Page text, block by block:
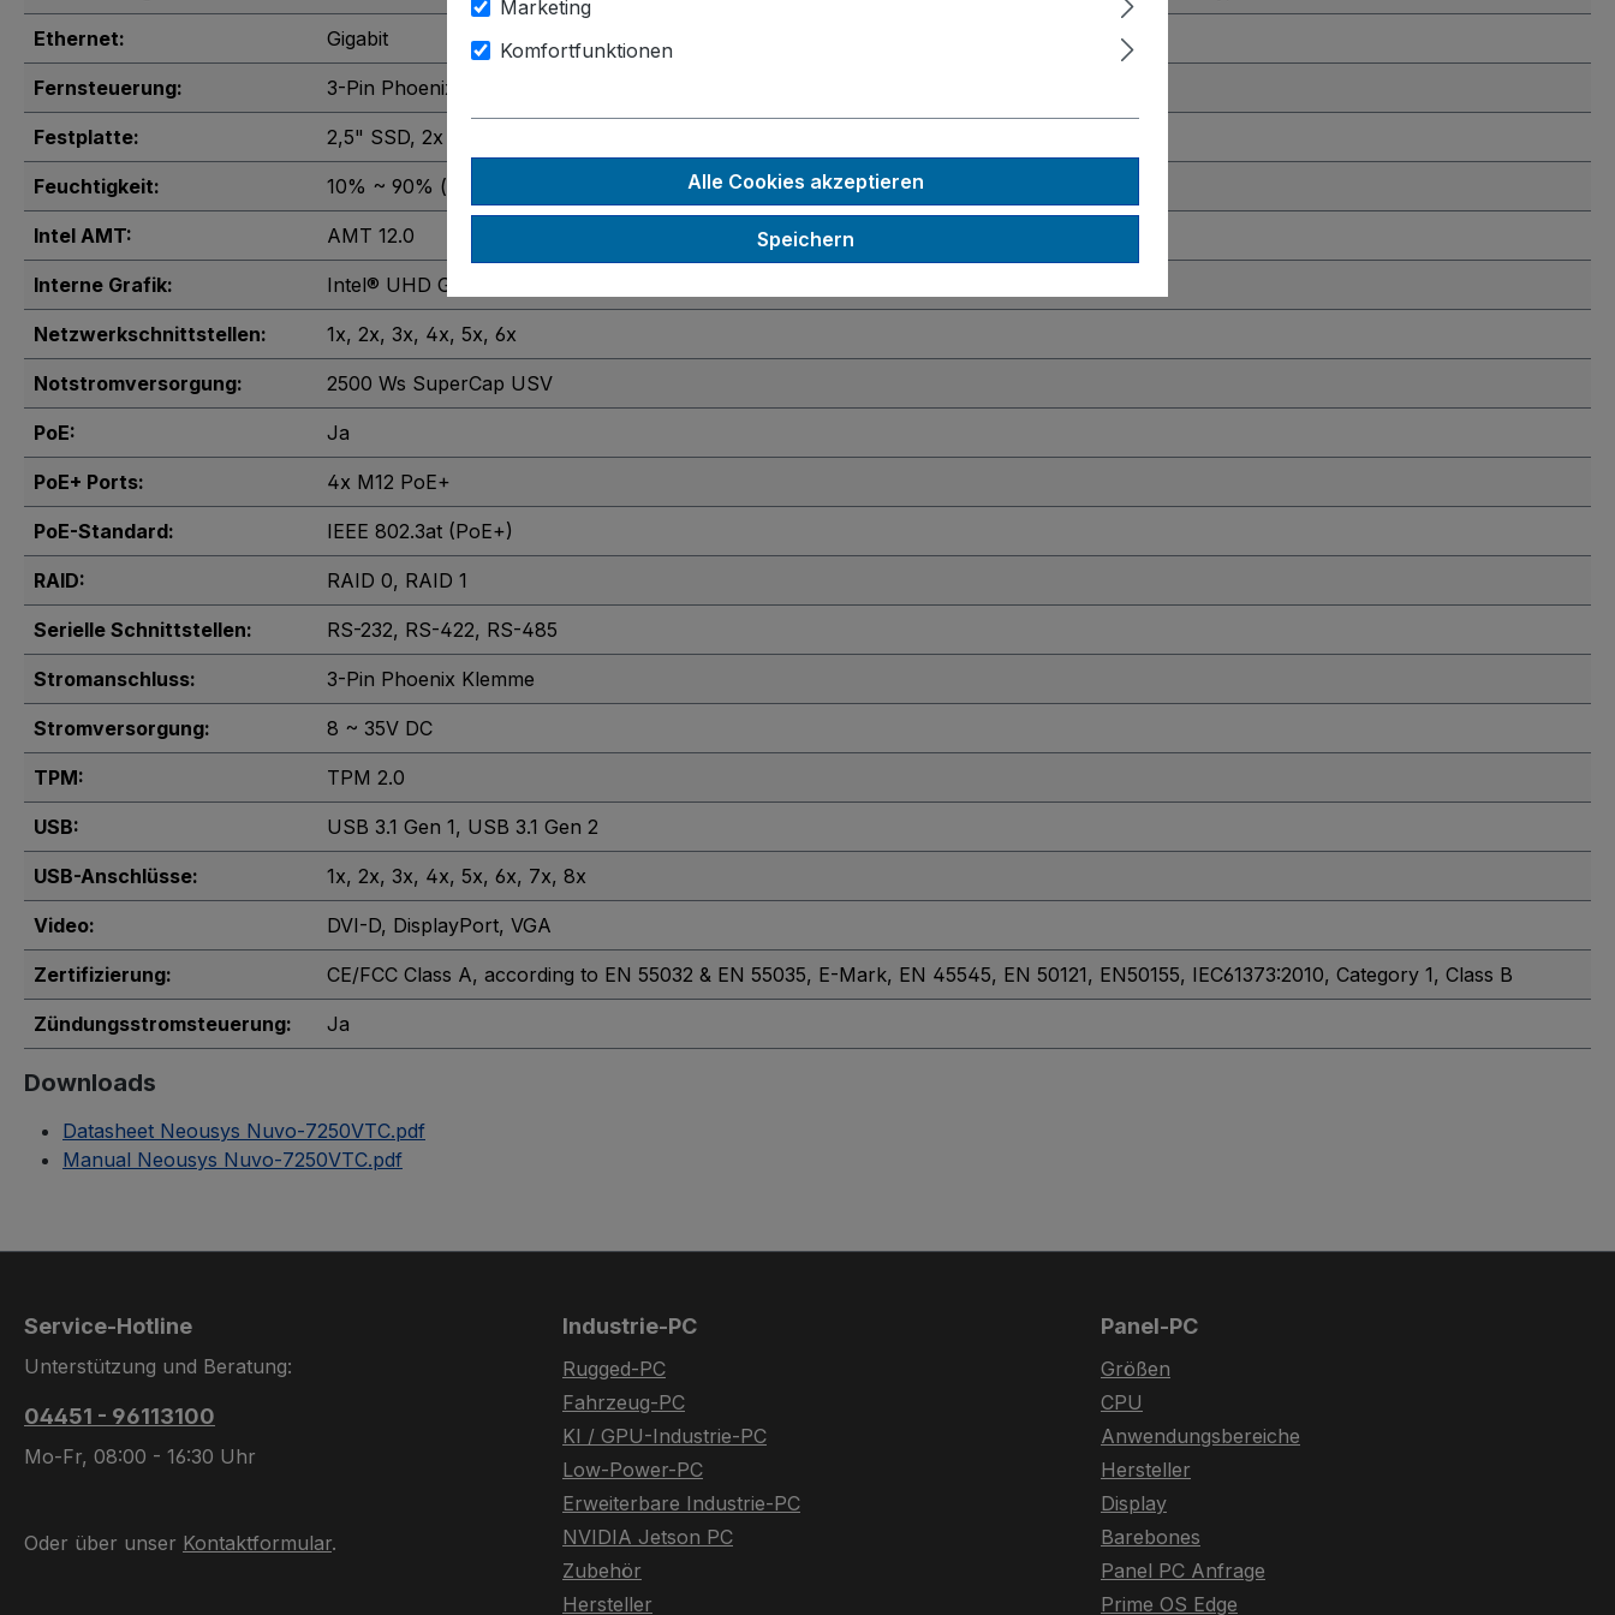
Ethernet: Gigabit
Fernsteuerung: 3-Pin Phoenix Klemme für Remote Funktionen
Festplatte: 2,5" SSD, 2x 2,5" SSD/HDD
Feuchtigkeit: 10% ~ 90% (nicht kondensierend)
Intel AMT: AMT 12.0
Interne Grafik: Intel® UHD Graphics 630
Netzwerkschnittstellen: 1x, 2x, 3x, 4x, 5x, 6x
Notstromversorgung: 2500 Ws SuperCap USV
PoE: Ja
PoE+ Ports: 4x M12 PoE+
PoE-Standard: IEEE 802.3at (PoE+)
RAID: RAID 0, RAID 1
Serielle Schnittstellen: RS-232, RS-422, RS-485
Stromanschluss: 3-Pin Phoenix Klemme
Stromversorgung: 8 ~ 35V DC
TPM: TPM 2.0
USB: USB 3.1 Gen 1, USB 3.1 Gen 2
USB-Anschlüsse: 1x, 2x, 3x, 4x, 5x, 6x, 7x, 8x
Video: DVI-D, DisplayPort, VGA
Zertifizierung: CE/FCC Class A, according to EN 55032 & EN 55035, E-Mark, EN 45545, EN 50121, EN50155, IEC61373:2010, Category 1, Class B
Zündungsstromsteuerung: Ja
Downloads
Datasheet Neousys Nuvo-7250VTC.pdf
Manual Neousys Nuvo-7250VTC.pdf
Service-Hotline
Unterstützung und Beratung:
04451 - 96113100
Mo-Fr, 08:00 - 16:30 Uhr
Oder über unser Kontaktformular.
Industrie-PC
Rugged-PC
Fahrzeug-PC
KI / GPU-Industrie-PC
Low-Power-PC
Erweiterbare Industrie-PC
NVIDIA Jetson PC
Zubehör
Hersteller
Panel-PC
Größen
CPU
Anwendungsbereiche
Hersteller
Display
Barebones
Panel PC Anfrage
Prime OS Edge
Marketing
Komfortfunktionen
Alle Cookies akzeptieren
Speichern